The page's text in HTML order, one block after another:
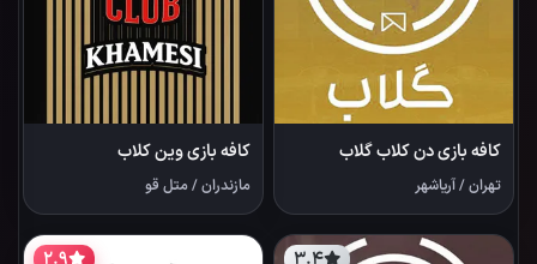
کافه بازی دن کلاب گلاب
تهران/آریاشهر
کافه بازی وین کلاب
مازندران/متل قو